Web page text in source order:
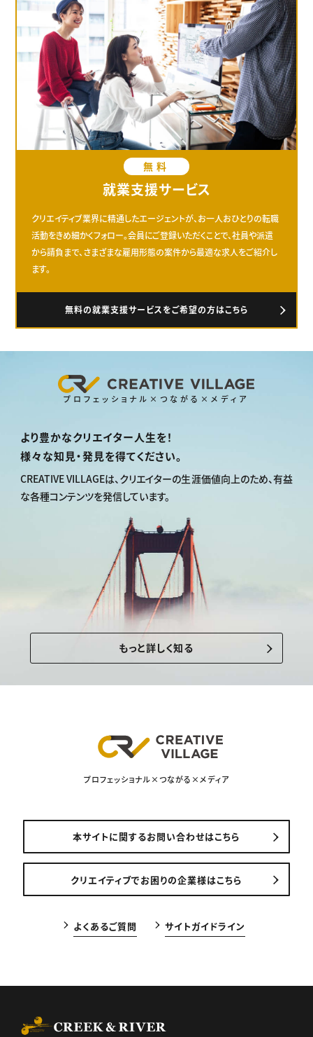
無料
就業支援サービス
クリエイティブ業界に精通したエージェントが、お一人おひとりの転職
活動をきめ細かくフォロー。会員にご登録いただくことで、社員や派遣
から請負まで、さまざまな雇用形態の案件から最適な求人をご紹介し
ます。
無料の就業支援サービスをご希望の方はこちら
プロフェッショナル×つながる×メディア
より豊かなクリエイター人生を！
様々な知見・発見を得てください。
CREATIVE VILLAGEは、クリエイターの生涯価値向上のため、有益
な各種コンテンツを発信しています。
もっと詳しく知る
プロフェッショナル×つながる×メディア
本サイトに関するお問い合わせはこちら
クリエイティブでお困りの企業様はこちら
よくあるご質問 サイトガイドライン